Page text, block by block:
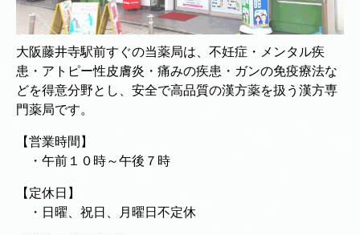
大阪藤井寺駅前すぐの当薬局は、不妊症・メンタル疾
患・アトピー性皮膚炎・痛みの疾患・ガンの免疫療法な
どを得意分野とし、安全で高品質の漢方薬を扱う漢方専
門薬局です。
【営業時間】
・午前１０時～午後７時
【定休日】
・日曜、祝日、月曜日不定休